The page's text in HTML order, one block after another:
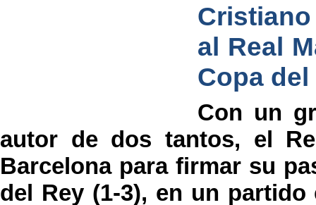
al Real
Copa del
Con un
autor de dos tantos, el
Barcelona para firmar su
del Rey (1-3), en un